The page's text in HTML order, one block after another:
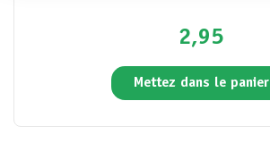
2,95
Mettez dans le panier